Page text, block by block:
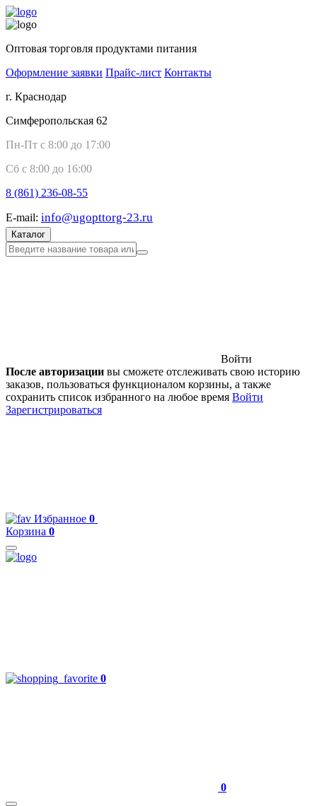
Оптовая торговля продуктами питания
Оформление заявки Прайс-лист Контакты
г. Краснодар
Симферопольская 62
Пн-Пт с 8:00 до 17:00
Сб с 8:00 до 16:00
8 (861) 236-08-55
E-mail: info@ugopttorg-23.ru
Каталог
Войти
После авторизации вы сможете отслеживать свою историю
заказов, пользоваться функционалом корзины, а также
сохранить список избранного на любое время Войти
Зарегистрироваться
Избранное 0
Корзина 0
0
0